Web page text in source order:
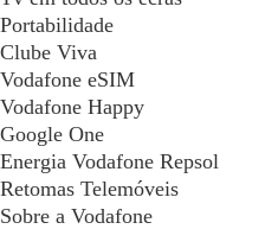
Portabilidade
Clube Viva
Vodafone eSIM
Vodafone Happy
Google One
Energia Vodafone Repsol
Retomas Telemóveis
Sobre a Vodafone